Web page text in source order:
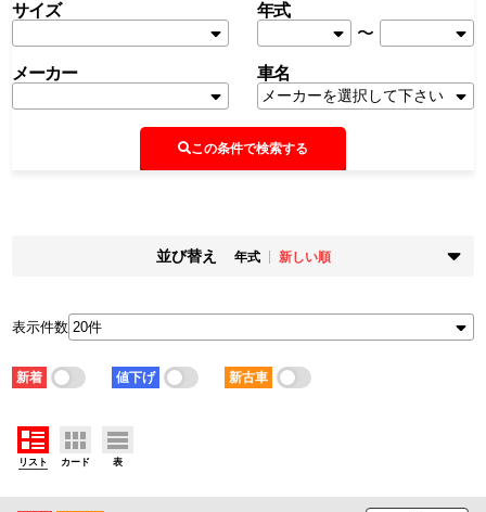
サイズ
年式
〜
メーカー 車名
この条件で検索する
並び替え 年式
新しい順
新着順
古い順
新しい順
古い順
走行距離
少ない順
多い順
安い順
積載量
車検残
表示件数
新着 値下げ 新古車
リスト カード 表